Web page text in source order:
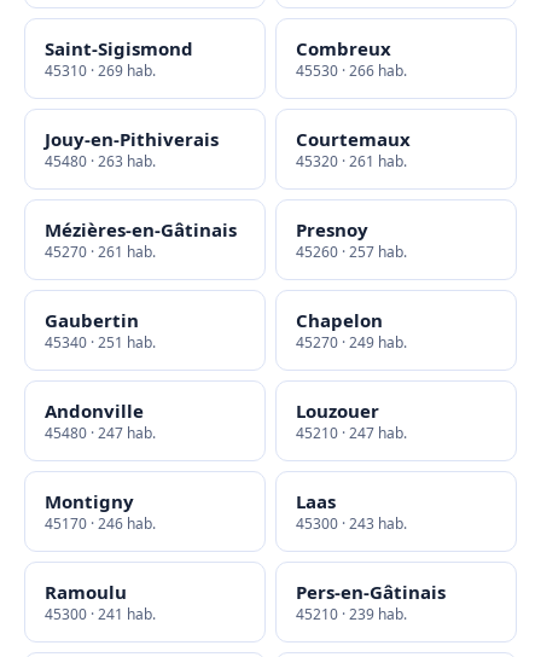
Saint-Sigismond
45310 · 269 hab.
Combreux
45530 · 266 hab.
Jouy-en-Pithiverais
45480 · 263 hab.
Courtemaux
45320 · 261 hab.
Mézières-en-Gâtinais
45270 · 261 hab.
Presnoy
45260 · 257 hab.
Gaubertin
45340 · 251 hab.
Chapelon
45270 · 249 hab.
Andonville
45480 · 247 hab.
Louzouer
45210 · 247 hab.
Montigny
45170 · 246 hab.
Laas
45300 · 243 hab.
Ramoulu
45300 · 241 hab.
Pers-en-Gâtinais
45210 · 239 hab.